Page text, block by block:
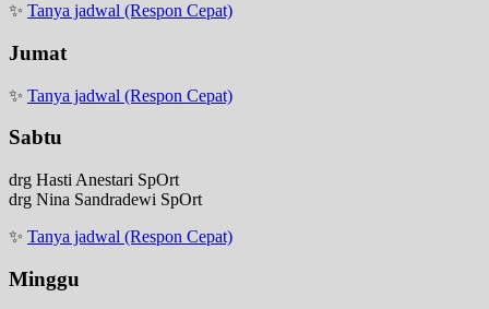
✨ Tanya jadwal (Respon Cepat)
Jumat
✨ Tanya jadwal (Respon Cepat)
Sabtu
drg Hasti Anestari SpOrt
drg Nina Sandradewi SpOrt
✨ Tanya jadwal (Respon Cepat)
Minggu